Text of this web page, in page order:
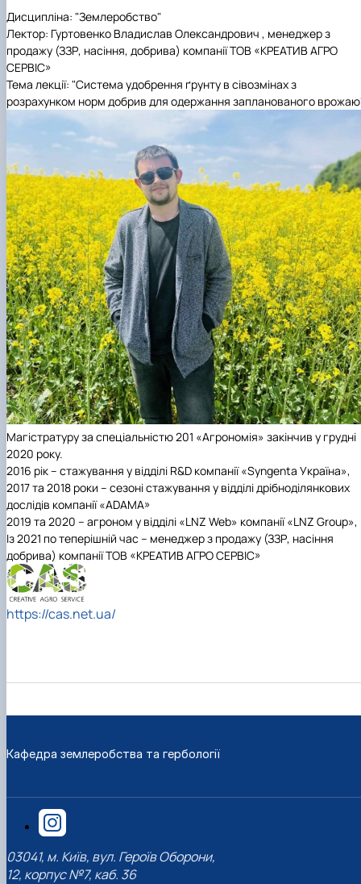
Дисципліна: "Землеробство"
Лектор: Гуртовенко Владислав Олександрович , менеджер з
продажу (ЗЗР, насіння, добрива) компанії ТОВ «КРЕАТИВ АГРО
СЕРВІС»
Тема лекції: "Система удобрення ґрунту в сівозмінах з
розрахунком норм добрив для одержання запланованого
Магістратуру за спеціальністю 201 «Агрономія» закінчив у грудні
2020 року.
2016 рік – стажування у відділі R&D компанії «Syngenta Україна»,
2017 та 2018 роки – сезоні стажування у відділі дрібноділянкових
дослідів компанії «ADAMA»
2019 та 2020 – агроном у відділі «LNZ Web» компанії «LNZ Group»,
Із 2021 по теперішній час – менеджер з продажу (ЗЗР, насіння
добрива) компанії ТОВ «КРЕАТИВ АГРО СЕРВІС»
https://cas.net.ua/
Кафедра землеробства та гербології
03041, м. Київ, вул. Героїв Оборони,
12, корпус №7, каб. 36